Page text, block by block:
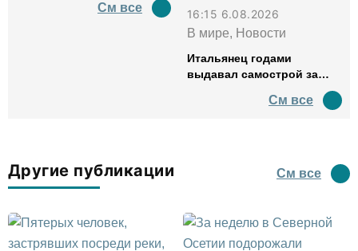
См все
16:15 6.08.2026
В мире, Новости
Итальянец годами
выдавал самострой за
водил туда туристов
См все
Другие публикации См все